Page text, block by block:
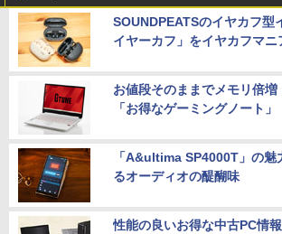
SOUNDPEATSのイヤカフ型
イヤーカフ」をイヤカフマニ
お値段そのままでメモリ倍
「お得なゲーミングノート」
「A&ultima SP4000T」の魅
るオーディオの醍醐味
性能の良いお得な中古PC情